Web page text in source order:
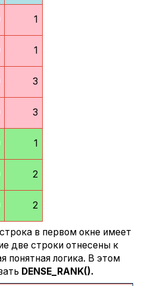
1
1
3
3
1
2
2
в первом окне имеет
две строки отнесены к
понятная логика. В этом
DENSE_RANK().